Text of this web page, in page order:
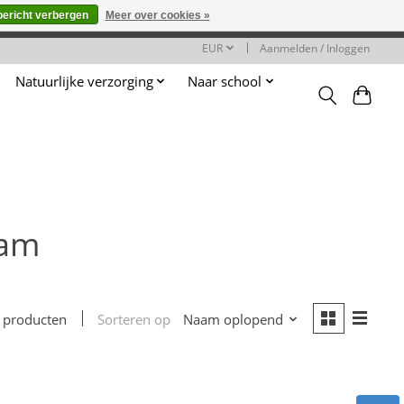
EUR Aanmelden / Inloggen
Natuurlijke verzorging
Naar school
Sorteren op Naam oplopend
verbergen Meer over cookies »
gehonoreerd of verwerkt.